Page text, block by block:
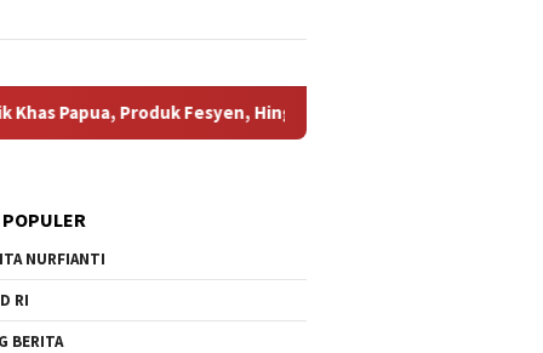
Hingga Berbagai Karrya UMKM !
NURFIANTI
RI
BERITA